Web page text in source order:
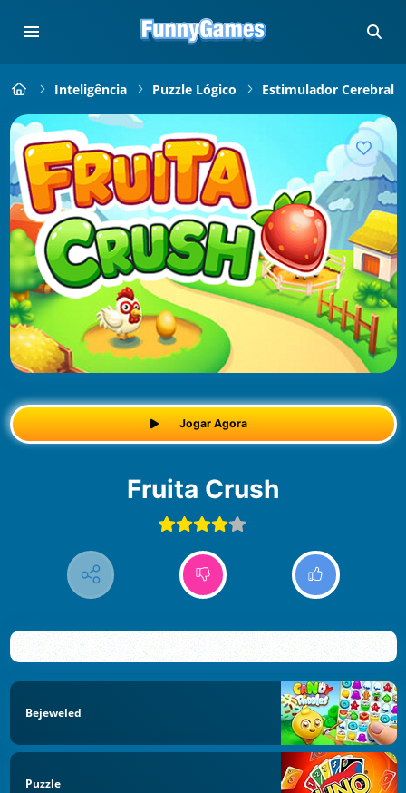
Inteligência Puzzle Lógico Estimulador Cerebral
Jogar Agora
Fruita Crush
Bejeweled
Puzzle